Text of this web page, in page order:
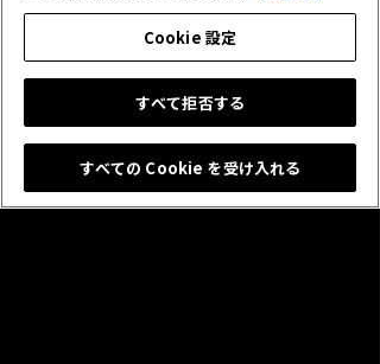
催のお知らせ
Cookie 設定
すべて拒否する
すべての Cookie を受け入れる